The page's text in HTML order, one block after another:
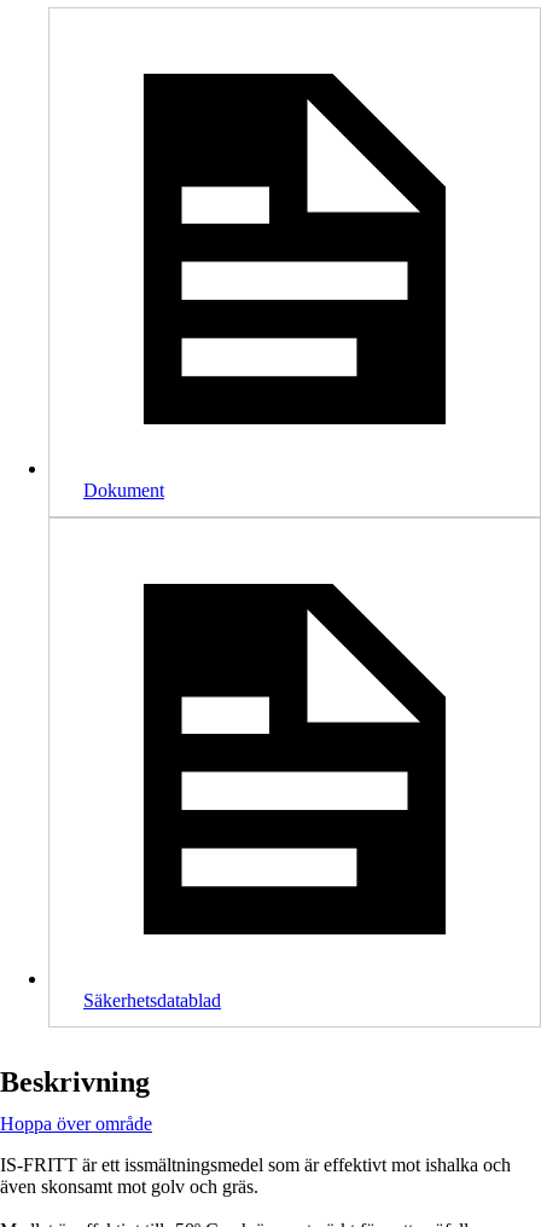
Dokument
Säkerhetsdatablad
Beskrivning
Hoppa över område
IS-FRITT är ett issmältningsmedel som är effektivt mot ishalka och
även skonsamt mot golv och gräs.